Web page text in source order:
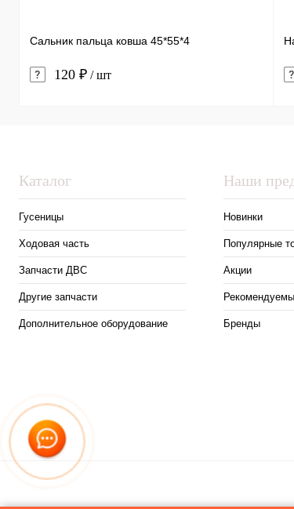
Сальник пальца ковша 45*55*4
120 ₽ / шт
Каталог
Гусеницы
Ходовая часть
Запчасти ДВС
Другие запчасти
Дополнительное оборудование
Наши
Новинки
Популярные
Акции
Бренды